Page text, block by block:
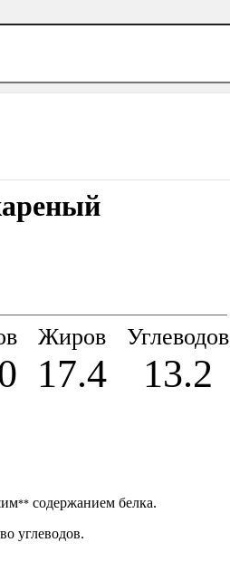
Жиров
17.4
Углеводов
13.2
**содержанием белка.
углеводов.